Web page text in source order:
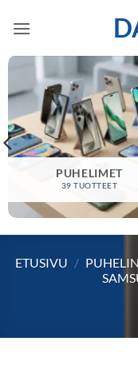
PUHELIMET
39 TUOTTEET
ETUSIVU /